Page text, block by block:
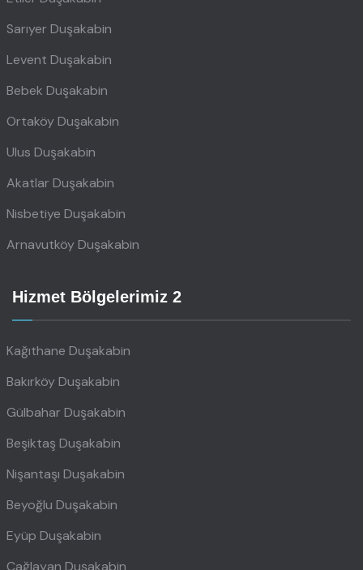
Sarıyer Duşakabin
Levent Duşakabin
Bebek Duşakabin
Ortaköy Duşakabin
Ulus Duşakabin
Akatlar Duşakabin
Nisbetiye Duşakabin
Arnavutköy Duşakabin
Hizmet Bölgelerimiz 2
Kağıthane Duşakabin
Bakırköy Duşakabin
Gülbahar Duşakabin
Beşiktaş Duşakabin
Nişantaşı Duşakabin
Beyoğlu Duşakabin
Eyüp Duşakabin
Çağlayan Duşakabin